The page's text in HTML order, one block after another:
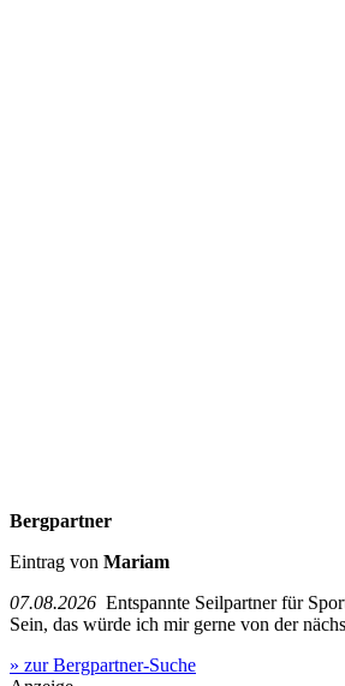
Bergpartner
Eintrag von Mariam
07.08.2026 Entspannte Seilpartner für
Sein, das würde ich mir gerne von der
» zur Bergpartner-Suche